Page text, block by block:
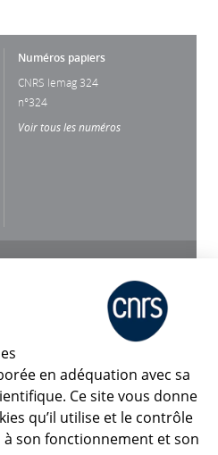
Numéros papiers
CNRS lemag 324
n°324
Voir tous les numéros
Le Mag
© 2026, CNRS
en adéquation avec sa
Ce site vous donne
qu’il utilise et le contrôle
à son fonctionnement et son